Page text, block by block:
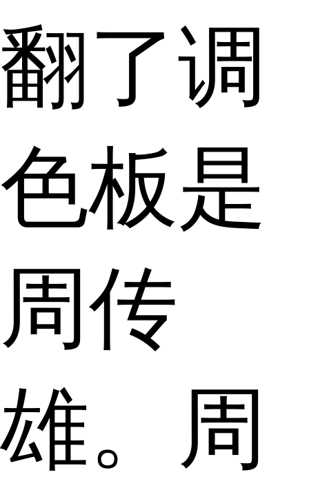
翻了调
色板是
周传
雄。周